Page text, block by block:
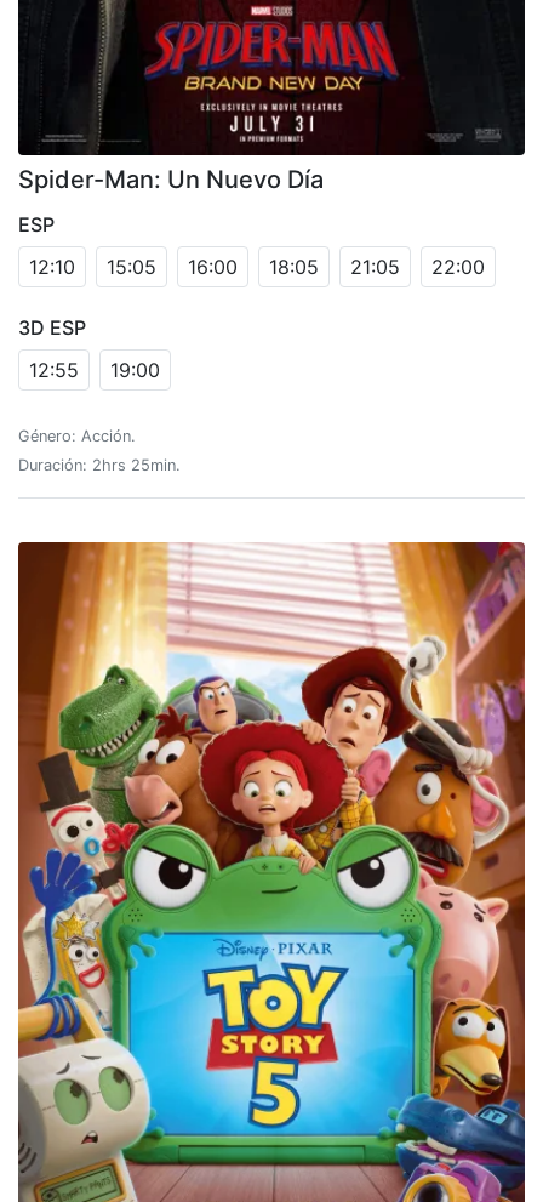
Spider-Man: Un Nuevo Día
ESP
12:10
15:05 16:00 18:05 21:05 22:00
3D ESP
12:55
19:00
Género: Acción.
Duración: 2hrs 25min.